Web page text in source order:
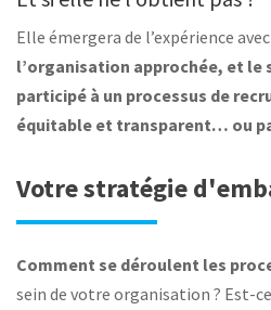
Elle émergera de l’expérience avec
l’organisation approchée, et le
participé à un processus de
équitable et transparent… ou
Votre stratégie
Comment se déroulent les
sein de votre organisation ? Est-